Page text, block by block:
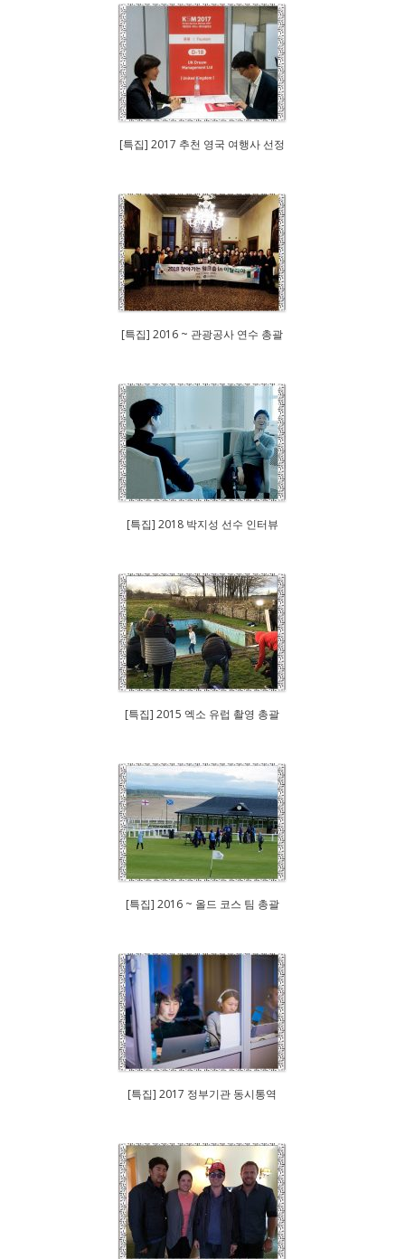
[특집] 2017 추천 영국 여행사 선정
[특집] 2016 ~ 관광공사 연수 총괄
[특집] 2018 박지성 선수 인터뷰
[특집] 2015 엑소 유럽 촬영 총괄
[특집] 2016 ~ 올드 코스 팀 총괄
[특집] 2017 정부기관 동시통역